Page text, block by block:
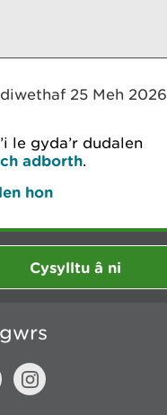
25 Meh 2026
le gyda’r dudalen
adborth.
hon
Cysylltu â ni